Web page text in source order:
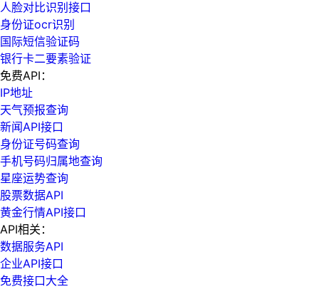
人脸对比识别接口
身份证ocr识别
国际短信验证码
银行卡二要素验证
免费API：
IP地址
天气预报查询
新闻API接口
身份证号码查询
手机号码归属地查询
星座运势查询
股票数据API
黄金行情API接口
API相关：
数据服务API
企业API接口
免费接口大全